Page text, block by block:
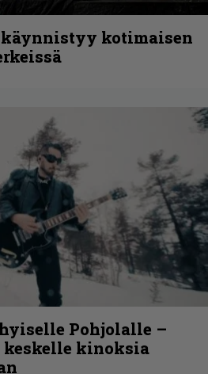
käynnistyy kotimaisen
Pohjolalle –
kinoksia